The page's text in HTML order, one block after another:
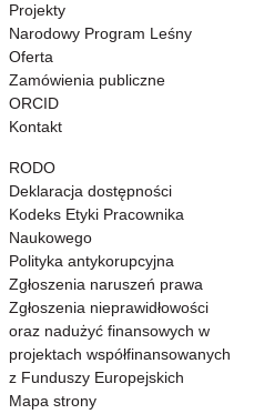
Projekty
Narodowy Program Leśny
Oferta
Zamówienia publiczne
ORCID
Kontakt
RODO
Deklaracja dostępności
Kodeks Etyki Pracownika
Naukowego
Polityka antykorupcyjna
Zgłoszenia naruszeń prawa
Zgłoszenia nieprawidłowości
oraz nadużyć finansowych w
projektach współfinansowanych
z Funduszy Europejskich
Mapa strony